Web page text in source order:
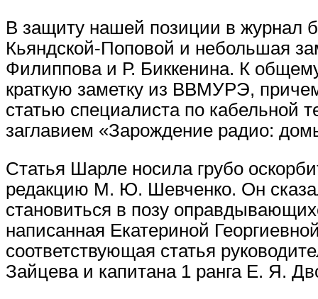
В защиту нашей позиции в журнал
Кьяндской-Поповой и небольшая
Филиппова и Р. Биккенина. К
краткую заметку из ВВМУРЭ,
статью специалиста по кабельной
заглавием «Зарождение радио:
Статья Шарле носила грубо
редакцию М. Ю. Шевченко. Он
становиться в позу
написанная Екатериной
соответствующая статья
Зайцева и капитана 1 ранга Е. Я.